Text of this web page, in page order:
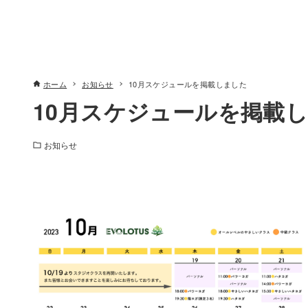
ホーム お知らせ 10月スケジュールを掲載しました
10月スケジュールを掲載
お知らせ